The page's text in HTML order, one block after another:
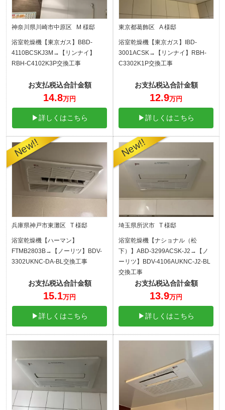
神奈川県川崎市中原区 M 様邸
浴室乾燥機【東京ガス】BBD-
4110BCSKJ3M→【リンナイ】
RBH-C4102K3P交換工事
お支払税込合計金額
14.8万円
▶詳しくはこちら
東京都葛飾区 A 様邸
浴室乾燥機【東京ガス】IBD-
3001ACSK→【リンナイ】RBH-
C3302K1P交換工事
お支払税込合計金額
12.9万円
▶詳しくはこちら
兵庫県神戸市東灘区 T 様邸
浴室乾燥機【ハーマン】
FTMB2803B→【ノーリツ】BDV-
3302UKNC-DA-BL交換工事
お支払税込合計金額
15.1万円
▶詳しくはこちら
埼玉県所沢市 T 様邸
浴室乾燥機【ナショナル（松
下）】ABD-3299ACSK-J2→【ノ
ーリツ】BDV-4106AUKNC-J2-BL
交換工事
お支払税込合計金額
13.9万円
▶詳しくはこちら